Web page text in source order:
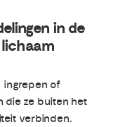
in de
ingrepen of
die ze buiten het
verbinden.